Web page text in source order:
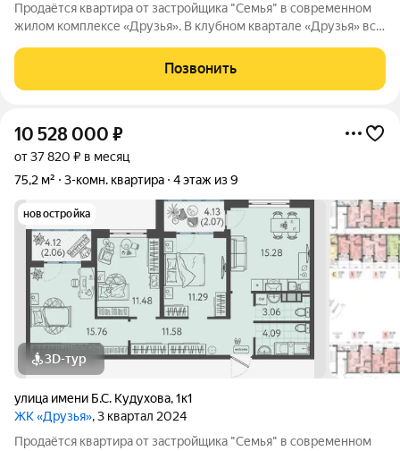
Продаётся квартира от застройщика "Семья" в современном
жилом комплексе «Друзья». В клубном квартале «Друзья» все
Бесплатные игровая комната для детей и антикафе для
Позвонить
10 528 000 ₽
от 37 820 ₽ в месяц
75,2 м²
3-комн. квартира 4 этаж из 9
новостройка
3D-тур
улица имени Б.С. Кудухова,1к1
ЖК «Друзья», 3 квартал 2024
Продаётся квартира от застройщика "Семья" в современном